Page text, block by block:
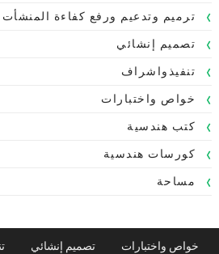
ترميم وتدعيم ورفع كفاءة المنشأت
تصميم إنشائي
تنفيذواشراف
خواص واختبارات
كتب هندسية
كورسات هندسية
مساحة
خواص واختبارات تصميم إنشائي